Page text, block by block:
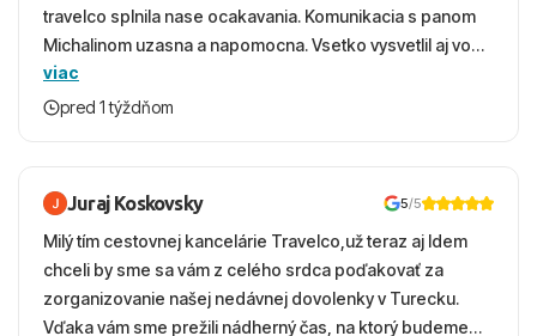
travelco splnila nase ocakavania. Komunikacia s panom
Michalinom uzasna a napomocna. Vsetko vysvetlil aj vo
vecernych hodinach zaco sa ospravedlnujem. Hotel
krasny, cisty. Sluzby top. Strava, prostredie, more,
viac
pred 1 týždňom
Juraj Koskovsky 5/5
Milý tím cestovnej kancelárie Travelco,už teraz aj Idem
chceli by sme sa vám z celého srdca poďakovať za
zorganizovanie našej nedávnej dovolenky v Turecku.
Vďaka vám sme prežili nádherný čas, na ktorý budeme